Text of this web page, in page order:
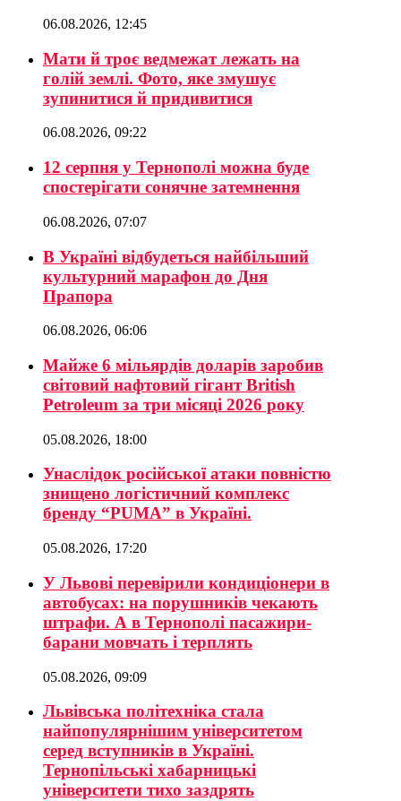
06.08.2026, 12:45
Мати й троє ведмежат лежать на
голій землі. Фото, яке змушує
зупинитися й придивитися
06.08.2026, 09:22
12 серпня у Тернополі можна буде
спостерігати сонячне затемнення
06.08.2026, 07:07
В Україні відбудеться найбільший
культурний марафон до Дня
Прапора
06.08.2026, 06:06
Майже 6 мільярдів доларів заробив
світовий нафтовий гігант British
Petroleum за три місяці 2026 року
05.08.2026, 18:00
Унаслідок російської атаки повністю
знищено логістичний комплекс
бренду “PUMA” в Україні.
05.08.2026, 17:20
У Львові перевірили кондиціонери в
автобусах: на порушників чекають
штрафи. А в Тернополі пасажири-
барани мовчать і терплять
05.08.2026, 09:09
Львівська політехніка стала
найпопулярнішим університетом
серед вступників в Україні.
Тернопільські хабарницькі
університети тихо заздрять